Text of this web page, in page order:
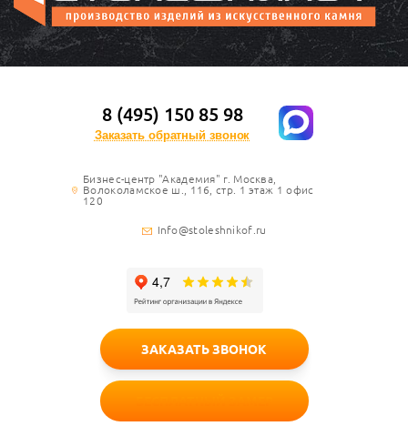
8 (495) 150 85 98
Заказать обратный звонок
Бизнес-центр "Академия" г. Москва,
Волоколамское ш., 116, стр. 1 этаж 1 офис
120
Info@stoleshnikof.ru
ЗАКАЗАТЬ ЗВОНОК